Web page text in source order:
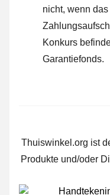
nicht, wenn
Konkurs
Garantiefonds.
Thuiswinkel.org ist
Produkte und/oder